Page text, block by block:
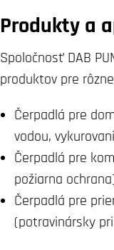
Produkty a
Spoločnosť DAB
produktov pre
Čerpadlá pre
vodou,
Čerpadlá pre
požiarna
Čerpadlá pre
(potravinársky